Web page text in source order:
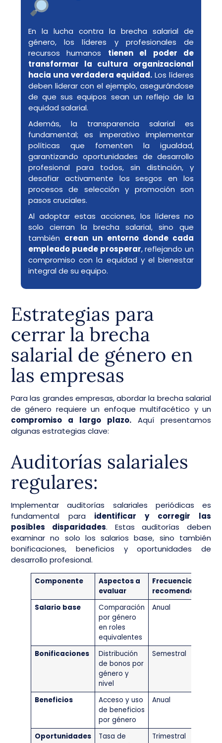
En la lucha contra la brecha salarial de
género, los líderes y profesionales de
recursos humanos tienen el poder de
transformar la cultura organizacional
hacia una verdadera equidad. Los líderes
deben liderar con el ejemplo, asegurándose
de que sus equipos sean un reflejo de la
equidad salarial.
Además, la transparencia salarial es
fundamental; es imperativo implementar
políticas que fomenten la igualdad,
garantizando oportunidades de desarrollo
profesional para todos, sin distinción, y
desafiar activamente los sesgos en los
procesos de selección y promoción son
pasos cruciales.
Al adoptar estas acciones, los líderes no
solo cierran la brecha salarial, sino que
también crean un entorno donde cada
empleado puede prosperar, reflejando un
compromiso con la equidad y el bienestar
integral de su equipo.
Estrategias para
cerrar la brecha
salarial de género en
las empresas
Para las grandes empresas, abordar la brecha salarial
de género requiere un enfoque multifacético y un
compromiso a largo plazo. Aquí presentamos
algunas estrategias clave:
Auditorías salariales
regulares:
Implementar auditorías salariales periódicas es
fundamental para identificar y corregir las
posibles disparidades. Estas auditorías deben
examinar no solo los salarios base, sino también
bonificaciones, beneficios y oportunidades de
desarrollo profesional.
Componente
Aspectos a
evaluar
Frecuencia
recomendada
Salario base
Comparación
por género
en roles
equivalentes
Anual
Bonificaciones
Distribución
de bonos por
género y
nivel
Semestral
Beneficios
Acceso y uso
de beneficios
por género
Anual
Oportunidades
Tasa de
Trimestral